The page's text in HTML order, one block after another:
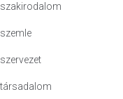
szakirodalom
szemle
szervezet
társadalom